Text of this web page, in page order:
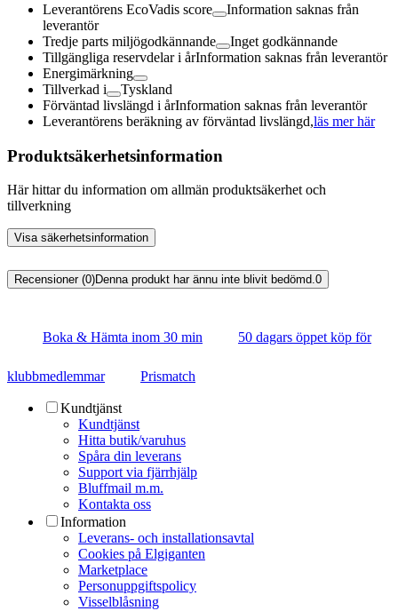
Leverantörens EcoVadis score
Information saknas från
leverantör
Tredje parts miljögodkännande
Inget godkännande
Tillgängliga reservdelar i årInformation saknas från leverantör
Energimärkning
Tillverkad i
Tyskland
Förväntad livslängd i årInformation saknas från leverantör
Leverantörens beräkning av förväntad livslängd,läs mer här
Produktsäkerhetsinformation
Här hittar du information om allmän produktsäkerhet och
tillverkning
Visa säkerhetsinformation
Recensioner (0)Denna produkt har ännu inte blivit bedömd.0
Boka & Hämta inom 30 min 50 dagars öppet köp för
klubbmedlemmar Prismatch
Kundtjänst
Kundtjänst
Hitta butik/varuhus
Spåra din leverans
Support via fjärrhjälp
Bluffmail m.m.
Kontakta oss
Information
Leverans- och installationsavtal
Cookies på Elgiganten
Marketplace
Personuppgiftspolicy
Visselblåsning